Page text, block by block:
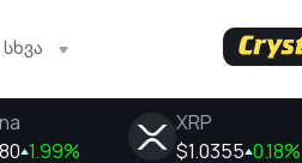
სხვა